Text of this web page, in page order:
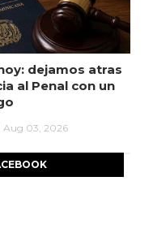
dejamos atras
al Penal con un
Aug 03, 2026